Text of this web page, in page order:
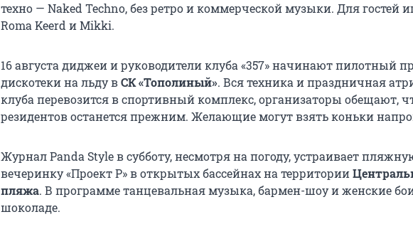
техно — Naked Techno, без ретро и коммерческой музыки. Для гостей
Roma Keerd и Mikki.
16 августа диджеи и руководители клуба «357» начинают пилотный
дискотеки на льду вСК «Тополиный». Вся техника и праздничная
клуба перевозится в спортивный комплекс, организаторы обещают,
резидентов останется прежним. Желающие могут взять коньки
Журнал Panda Style в субботу, несмотря на погоду, устраивает
вечеринку «Проект P» в открытых бассейнах на территории
пляжа. В программе танцевальная музыка, бармен-шоу и женские
шоколаде.